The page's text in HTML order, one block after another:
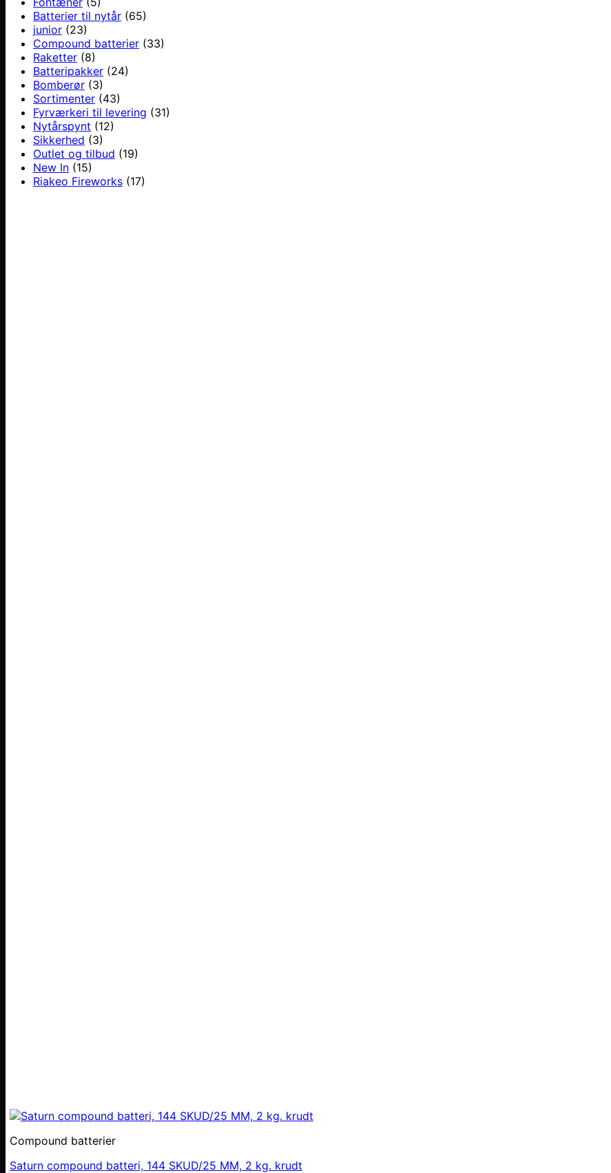
høj
Batterier til nytår (65)
junior (23)
Compound batterier (33)
Raketter (8)
Batteripakker (24)
Bomberør (3)
Sortimenter (43)
Fyrværkeri til levering (31)
Nytårspynt (12)
Sikkerhed (3)
Outlet og tilbud (19)
New In (15)
Riakeo Fireworks (17)
Compound batterier
Saturn compound batteri, 144 SKUD/25 MM, 2 kg. krudt